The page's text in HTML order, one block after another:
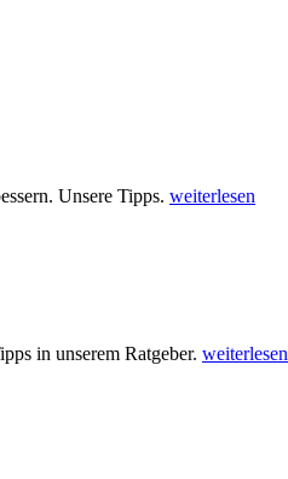
Unsere Tipps. weiterlesen
in unserem Ratgeber. weiterlesen